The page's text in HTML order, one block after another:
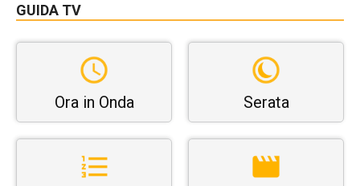
GUIDA TV
Ora in Onda Serata